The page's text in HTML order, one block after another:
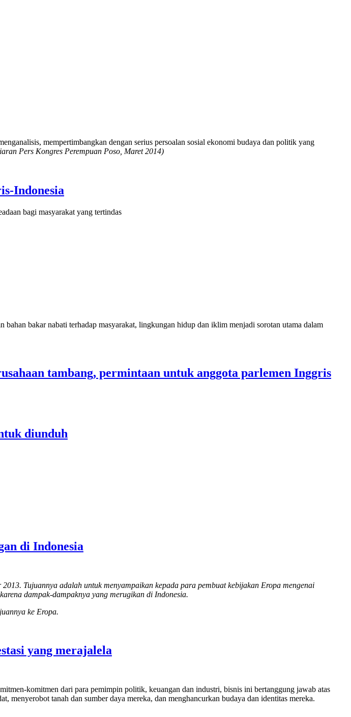
mempertimbangkan dengan serius persoalan sosial ekonomi budaya dan politik yang
Pers Kongres Perempuan Poso, Maret 2014)
Indonesia
bagi masyarakat yang tertindas
bakar nabati terhadap masyarakat, lingkungan hidup dan iklim menjadi sorotan utama dalam
tambang, permintaan untuk anggota parlemen Inggris
diunduh
di Indonesia
Tujuannya adalah untuk menyampaikan kepada para pembuat kebijakan Eropa mengenai
dampak-dampaknya yang merugikan di Indonesia.
ke Eropa.
yang merajalela
komitmen dari para pemimpin politik, keuangan dan industri, bisnis ini bertanggung jawab atas
menyerobot tanah dan sumber daya mereka, dan menghancurkan budaya dan identitas mereka.